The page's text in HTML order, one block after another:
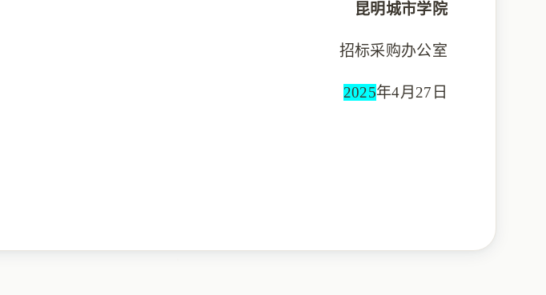
昆明城市学院
招标采购办公室
2025年4月 27 日